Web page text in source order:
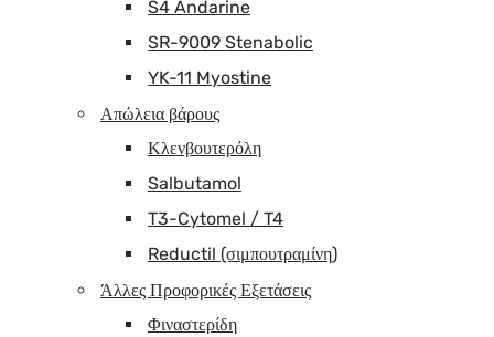
S4 Andarine
SR-9009 Stenabolic
YK-11 Myostine
Απώλεια βάρους
Κλενβουτερόλη
Salbutamol
T3-Cytomel / T4
Reductil (σιμπουτραμίνη)
Άλλες Προφορικές Εξετάσεις
Φιναστερίδη